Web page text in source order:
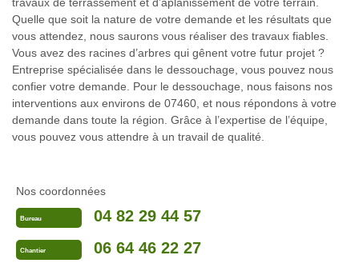
travaux de terrassement et d’aplanissement de votre terrain.
Quelle que soit la nature de votre demande et les résultats que
vous attendez, nous saurons vous réaliser des travaux fiables.
Vous avez des racines d’arbres qui gênent votre futur projet ?
Entreprise spécialisée dans le dessouchage, vous pouvez nous
confier votre demande. Pour le dessouchage, nous faisons nos
interventions aux environs de 07460, et nous répondons à votre
demande dans toute la région. Grâce à l’expertise de l’équipe,
vous pouvez vous attendre à un travail de qualité.
Nos coordonnées
Bureau 04 82 29 44 57
Chantier 06 64 46 22 27